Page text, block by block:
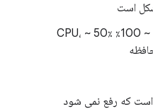
است
بالاترین سربار از همه گزینه ها: ~ 100٪ CPU، ~ 50٪
است که رفع نمی شود